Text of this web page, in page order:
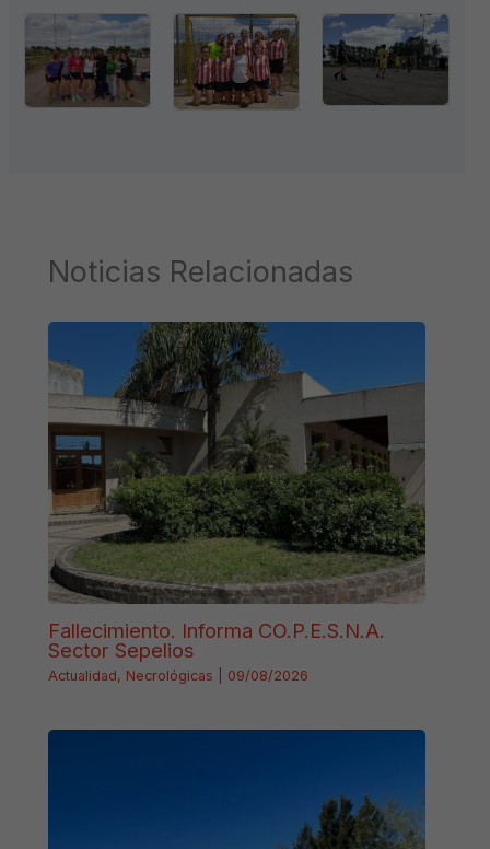
Noticias Relacionadas
Fallecimiento. Informa CO.P.E.S.N.A.
Sector Sepelios
Actualidad, Necrológicas 09/08/2026